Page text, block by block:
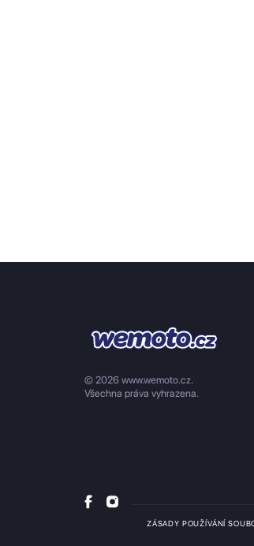
© 2026 www.wemoto.cz.
Všechna práva vyhrazena.
ZÁSADY POUŽÍVÁNÍ